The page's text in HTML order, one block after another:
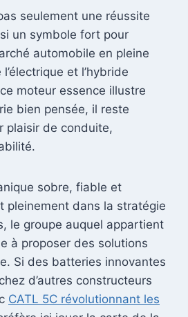
seulement une réussite
un symbole fort pour
automobile en pleine
et l’hybride
moteur essence illustre
bien pensée, il reste
plaisir de conduite,
sobre, fiable et
pleinement dans la stratégie
le groupe auquel appartient
à proposer des solutions
Si des batteries innovantes
d’autres constructeurs
CATL 5C révolutionnant les